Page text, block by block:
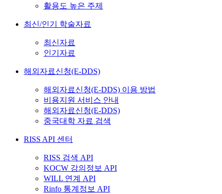
활용도 높은 주제
최신/인기 학술자료
최신자료
인기자료
해외자료신청(E-DDS)
해외자료신청(E-DDS) 이용 방법
비용지원 서비스 안내
해외자료신청(E-DDS)
중국대학 자료 검색
RISS API 센터
RISS 검색 API
KOCW 강의정보 API
WILL 연계 API
Rinfo 통계정보 API